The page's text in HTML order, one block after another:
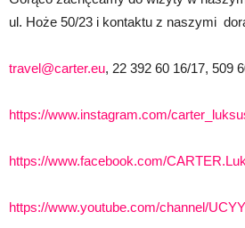
ul. Hoże 50/23 i kontaktu z naszymi
travel@carter.eu, 22 392 60 16/17, 509
https://www.instagram.com/
https://www.facebook.com/
https://www.youtube.com/channel/